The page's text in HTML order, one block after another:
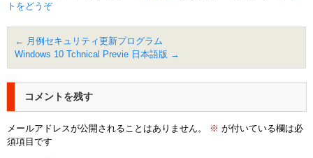
トをどうぞ
← 月例セキュリティ更新プログラム
Windows 10 Tchnical Previe 日本語版 →
コメントを残す
メールアドレスが公開されることはありません。 ※ が付いている欄は必
須項目です